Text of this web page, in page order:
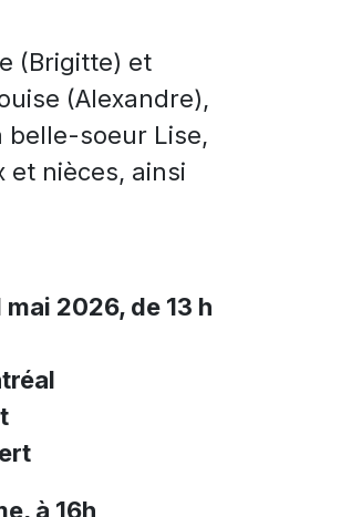
(Brigitte) et
(Alexandre),
belle-soeur Lise,
nièces, ainsi
2026, de 13 h
à 16h